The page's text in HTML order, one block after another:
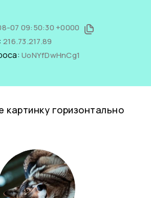
07 09:50:30 +0000
216.73.217.89
UoNYfDwHnCg1
картинку горизонтально